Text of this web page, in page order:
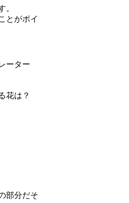
。
とがポイ
ーター
花は？
部分だそ